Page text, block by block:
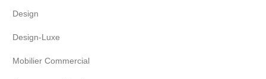
Design
Design-Luxe
Mobilier Commercial